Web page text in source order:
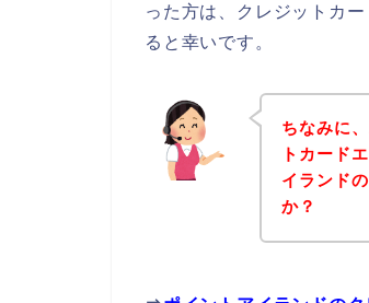
った方は、クレジットカ
ると幸いです。
ちなみに
トカード
イランド
か？